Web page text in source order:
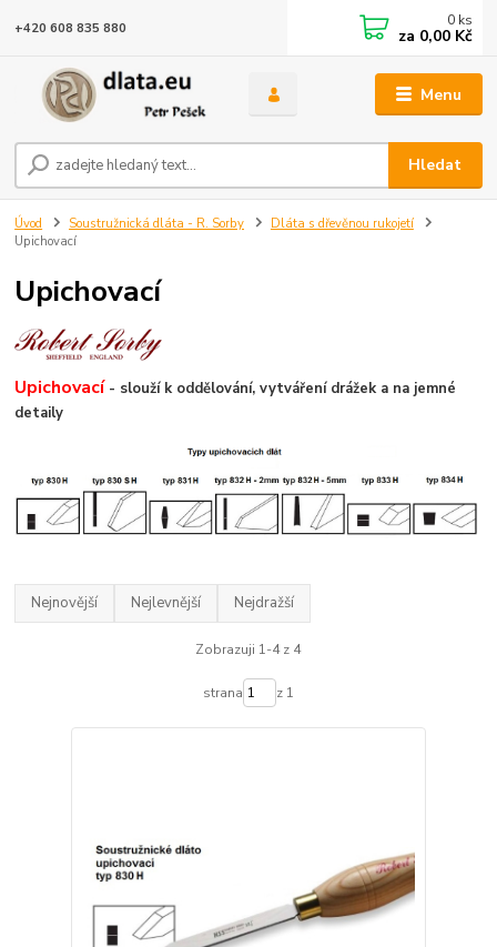
Menu
Hledat
+420 608 835 880 0 ks
za 0,00 Kč
Úvod Soustružnická dláta - R. Sorby
Dláta s dřevěnou rukojetí
Upichovací
Upichovací
Upichovací - slouží k oddělování, vytváření drážek a na jemné
detaily
Nejnovější Nejlevnější Nejdražší
Zobrazuji 1-4 z 4
strana z 1